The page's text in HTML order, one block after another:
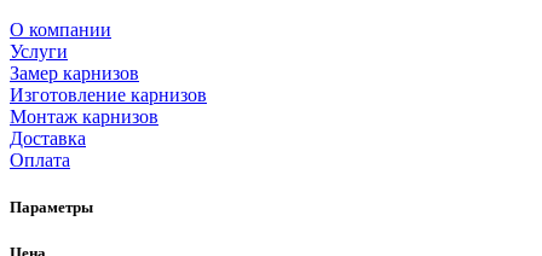
О компании
Услуги
Замер карнизов
Изготовление карнизов
Монтаж карнизов
Доставка
Оплата
Параметры